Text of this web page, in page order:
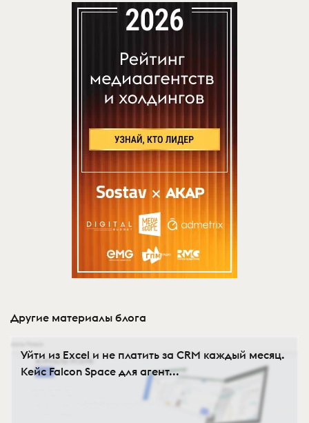
Другие материалы блога
Уйти из Excel и не платить за CRM каждый месяц.
Кейс Falcon Space для агент...